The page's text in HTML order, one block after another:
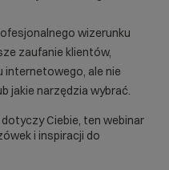
wizerunku
zaufanie klientów,
internetowego, ale nie
jakie narzędzia wybrać.
Ciebie, ten webinar
i inspiracji do